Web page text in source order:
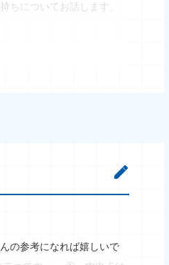
ちについてお話します。
の参考になれば嬉しいで